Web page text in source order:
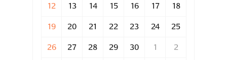
12 13 14 15 16 17 18
19 20 21 22 23 24 25
26 27 28 29 30 1 2